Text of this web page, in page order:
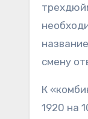
смену
К
1920 на